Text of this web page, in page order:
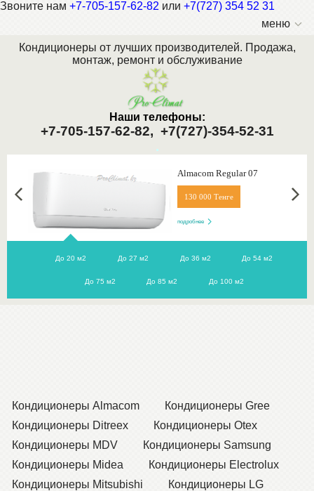
Звоните нам +7-705-157-62-82 или +7(727) 354 52 31
меню
Кондиционеры от лучших производителей. Продажа,
монтаж, ремонт и обслуживание
Наши телефоны:
+7-705-157-62-82, +7(727)-354-52-31
.
Almacom Regular 07
130 000 Тенге
подробнее
До 20 м2 До 27 м2 До 36 м2 До 54 м2
До 75 м2 До 85 м2 До 100 м2
Кондиционеры Almacom
Кондиционеры Gree
Кондиционеры Ditreex
Кондиционеры Otex
Кондиционеры MDV
Кондиционеры Samsung
Кондиционеры Midea
Кондиционеры Electrolux
Кондиционеры Mitsubishi
Кондиционеры LG